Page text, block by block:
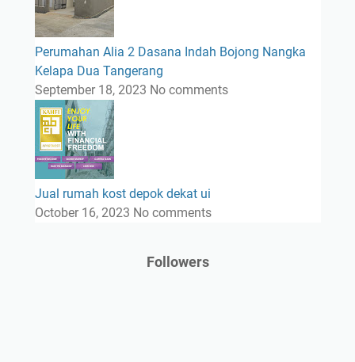
Perumahan Alia 2 Dasana Indah Bojong Nangka
Kelapa Dua Tangerang
September 18, 2023 No comments
Jual rumah kost depok dekat ui
October 16, 2023 No comments
Followers